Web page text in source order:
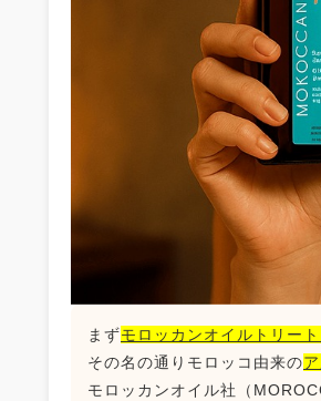
まずモロッカンオイルトリート
その名の通りモロッコ由来の
モロッカンオイル社（